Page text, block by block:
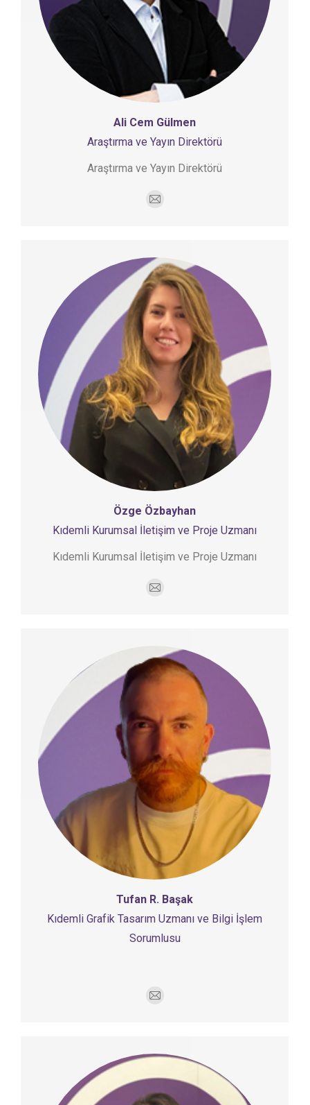
Ali Cem Gülmen
Araştırma ve Yayın Direktörü
Araştırma ve Yayın Direktörü
E-
Özge Özbayhan
Kıdemli Kurumsal İletişim ve Proje Uzmanı
Kıdemli Kurumsal İletişim ve Proje Uzmanı
E-
Tufan R. Başak
Kıdemli Grafik Tasarım Uzmanı ve Bilgi İşlem
Sorumlusu
E-